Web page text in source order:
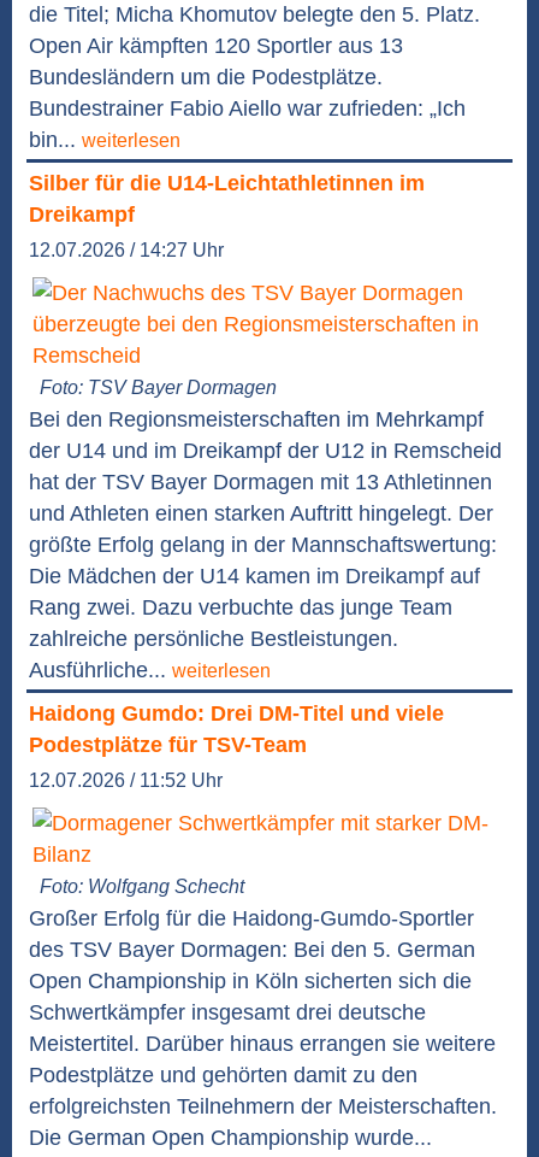
die Titel; Micha Khomutov belegte den 5. Platz.
Open Air kämpften 120 Sportler aus 13
Bundesländern um die Podestplätze.
Bundestrainer Fabio Aiello war zufrieden: „Ich
bin... weiterlesen
Silber für die U14-Leichtathletinnen im
Dreikampf
12.07.2026 / 14:27 Uhr
Foto: TSV Bayer Dormagen
Bei den Regionsmeisterschaften im Mehrkampf
der U14 und im Dreikampf der U12 in Remscheid
hat der TSV Bayer Dormagen mit 13 Athletinnen
und Athleten einen starken Auftritt hingelegt. Der
größte Erfolg gelang in der Mannschaftswertung:
Die Mädchen der U14 kamen im Dreikampf auf
Rang zwei. Dazu verbuchte das junge Team
zahlreiche persönliche Bestleistungen.
Ausführliche... weiterlesen
Haidong Gumdo: Drei DM-Titel und viele
Podestplätze für TSV-Team
12.07.2026 / 11:52 Uhr
Foto: Wolfgang Schecht
Großer Erfolg für die Haidong-Gumdo-Sportler
des TSV Bayer Dormagen: Bei den 5. German
Open Championship in Köln sicherten sich die
Schwertkämpfer insgesamt drei deutsche
Meistertitel. Darüber hinaus errangen sie weitere
Podestplätze und gehörten damit zu den
erfolgreichsten Teilnehmern der Meisterschaften.
Die German Open Championship wurde...